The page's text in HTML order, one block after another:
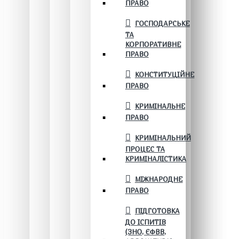
ПРАВО
ГОСПОДАРСЬКЕ
ТА
КОРПОРАТИВНЕ
ПРАВО
КОНСТИТУЦІЙНЕ
ПРАВО
КРИМІНАЛЬНЕ
ПРАВО
КРИМІНАЛЬНИЙ
ПРОЦЕС ТА
КРИМІНАЛІСТИКА
МІЖНАРОДНЕ
ПРАВО
ПІДГОТОВКА
ДО ІСПИТІВ
(ЗНО, ЄФВВ,